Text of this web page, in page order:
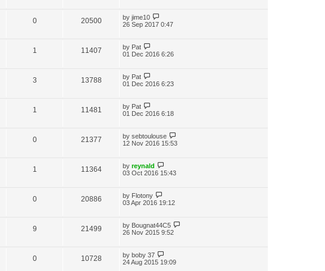
0 20500 by jime10
26 Sep 2017 0:47
1 11407 by Pat
01 Dec 2016 6:26
3 13788 by Pat
01 Dec 2016 6:23
1 11481 by Pat
01 Dec 2016 6:18
0 21377 by sebtoulouse
12 Nov 2016 15:53
1 11364 by reynald
03 Oct 2016 15:43
0 20886 by Flotony
03 Apr 2016 19:12
9 21499 by Bougnat44C5
26 Nov 2015 9:52
0 10728 by boby 37
24 Aug 2015 19:09